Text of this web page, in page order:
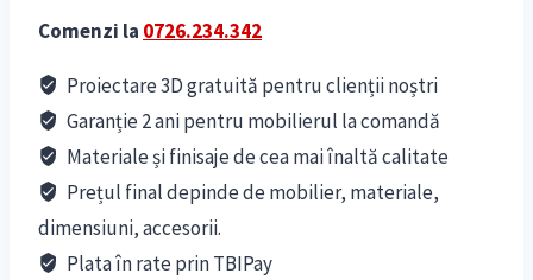
Comenzi la 0726.234.342
Proiectare 3D gratuită pentru clienții noștri
Garanție 2 ani pentru mobilierul la comandă
Materiale și finisaje de cea mai înaltă calitate
Prețul final depinde de mobilier, materiale,
dimensiuni, accesorii.
Plata în rate prin TBIPay